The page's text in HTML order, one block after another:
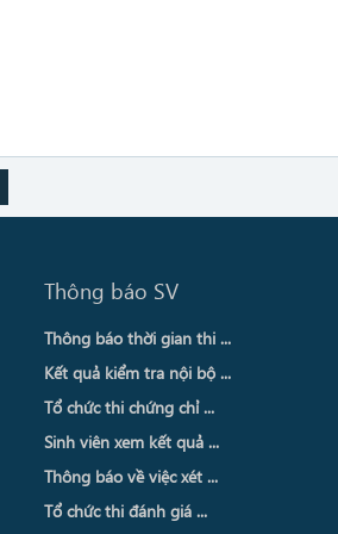
Thông báo SV
Thông báo thời gian thi ...
Kết quả kiểm tra nội bộ ...
Tổ chức thi chứng chỉ ...
Sinh viên xem kết quả ...
Thông báo về việc xét ...
Tổ chức thi đánh giá ...